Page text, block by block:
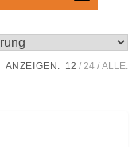
ANZEIGEN: 12 24 ALLE: